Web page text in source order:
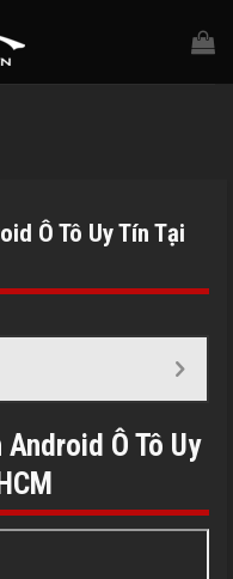
Ô Tô Uy Tín Tại
Ô Tô Uy